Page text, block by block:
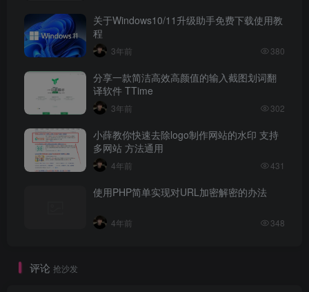
关于Windows10/11升级助手免费下载使用教
程
3年前 380
分享一款简洁高效高颜值的输入截图划词翻
译软件 TTime
3年前 302
小薛教你快速去除logo制作网站的水印 支持
多网站 方法通用
4年前 431
使用PHP简单实现对URL加密解密的办法
4年前 348
评论 抢沙发